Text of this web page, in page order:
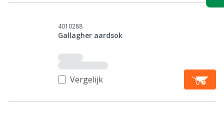
4010288
Gallagher aardsok
Vergelijk